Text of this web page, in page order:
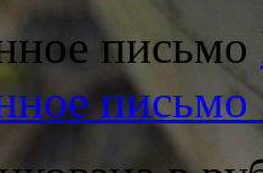
письмо
письмо